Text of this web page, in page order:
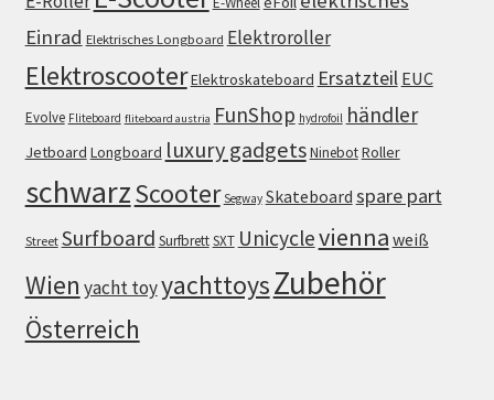
Einrad Elektrisches Longboard Elektroroller
ElektroscooterElektroskateboard Ersatzteil EUC
Evolve Fliteboard fliteboard austria FunShop hydrofoil händler
Jetboard Longboard luxury gadgetsNinebotRoller
schwarzScooter Segway Skateboard spare part
Street Surfboard SurfbrettSXT Unicyclevienna weiß
Wien yacht toyyachttoysZubehör
Österreich